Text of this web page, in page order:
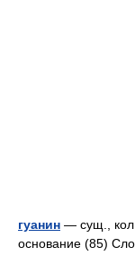
гуанин — сущ., кол
основание (85)